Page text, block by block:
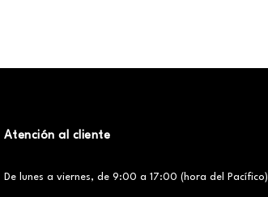
Atención al cliente
De lunes a viernes, de 9:00 a 17:00 (hora del Pacífico)